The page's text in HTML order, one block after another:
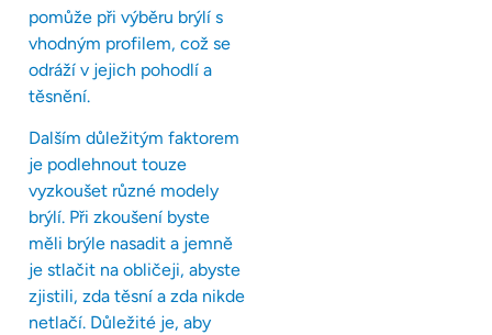
pomůže při výběru brýlí s
vhodným profilem, což se
odráží v jejich pohodlí a
těsnění.
Dalším důležitým faktorem
je podlehnout touze
vyzkoušet různé modely
brýlí. Při zkoušení byste
měli brýle nasadit a jemně
je stlačit na obličeji, abyste
zjistili, zda těsní a zda nikde
netlačí. Důležité je, aby